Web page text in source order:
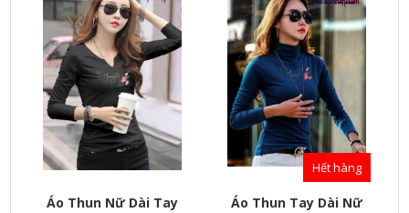
Áo Thun Nữ Dài Tay
Hết hàng
Áo Thun Tay Dài Nữ